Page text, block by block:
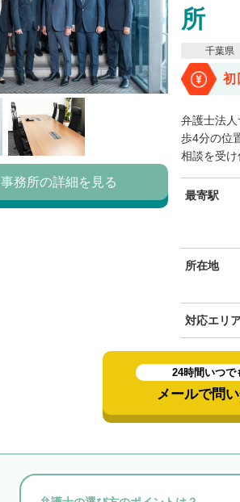
所
千葉県
初
弁護士法
歩4分の位
相談を受
最寄駅
所在地
対応エリ
事務所の詳細を見る
24時間いつで
メールで問